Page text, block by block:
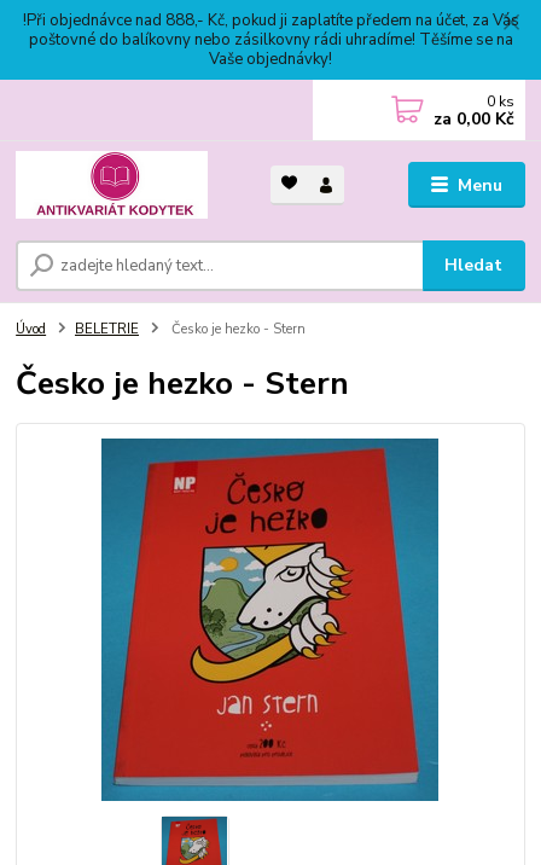
!Při objednávce nad 888,- Kč, pokud ji zaplatíte předem na účet, za Vás
poštovné do balíkovny nebo zásilkovny rádi uhradíme! Těšíme se na
Vaše objednávky!
Menu
Hledat
0 ks
za 0,00 Kč
Úvod BELETRIE Česko je hezko - Stern
Česko je hezko - Stern